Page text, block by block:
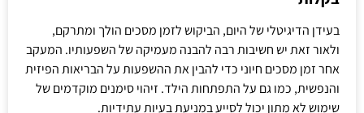
בעידן הדיגיטלי של היום, הביקוש לזמן מסכים הולך ומתרקם,
ולאור זאת יש חשיבות רבה להבנה מעמיקה של השפעותיו. המעקב
אחר זמן מסכים חיוני כדי להבין את ההשפעות על הבריאות הפיזית
והנפשית, כמו גם על התפתחות הילד. זיהוי סימנים מוקדמים של
שימוש לא מתון יכול לסייע במניעת בעיות עתידיות.